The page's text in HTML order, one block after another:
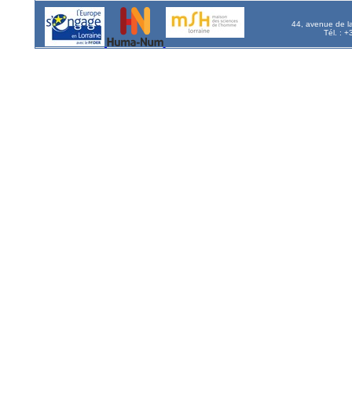
44, avenue de
Tél. :